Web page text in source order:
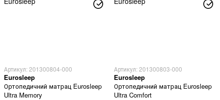
Артикул: 201300804-000
Eurosleep
Ортопедичний матрац Eurosleep
Ultra Memory
Артикул: 201300803-000
Eurosleep
Ортопедичний матрац Eurosleep
Ultra Comfort